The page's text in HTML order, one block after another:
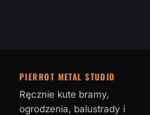
PIERROT METAL STUDIO
Ręcznie kute bramy,
ogrodzenia, balustrady i